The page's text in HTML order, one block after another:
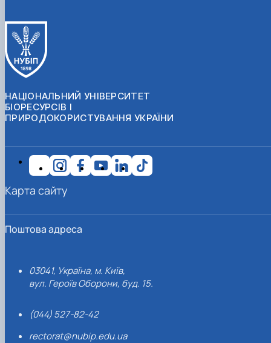
НАЦІОНАЛЬНИЙ УНІВЕРСИТЕТ
БІОРЕСУРСІВ І
ПРИРОДОКОРИСТУВАННЯ УКРАЇНИ
Поштова адреса
03041, Україна, м. Київ,
вул. Героїв Оборони, буд. 15.
(044) 527-82-42
rectorat@nubip.edu.ua
Карта сайту